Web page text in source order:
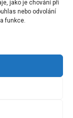
jako je chování při
nebo odvolání
funkce.